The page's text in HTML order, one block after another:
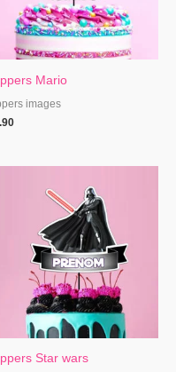
Mario
images
Star wars